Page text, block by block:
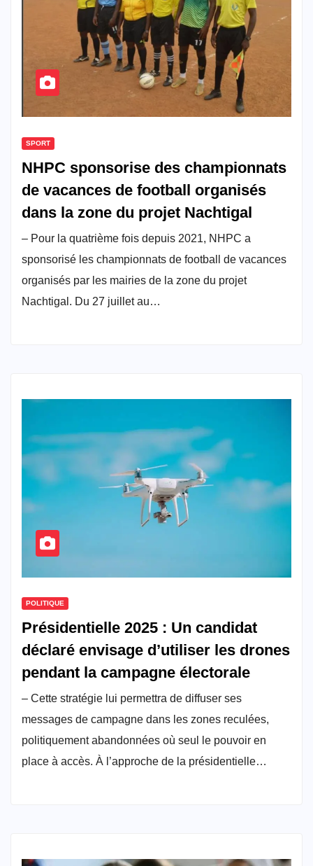
SPORT
NHPC sponsorise des championnats
de vacances de football organisés
dans la zone du projet Nachtigal
– Pour la quatrième fois depuis 2021, NHPC a
sponsorisé les championnats de football de vacances
organisés par les mairies de la zone du projet
Nachtigal. Du 27 juillet au…
POLITIQUE
Présidentielle 2025 : Un candidat
déclaré envisage d’utiliser les drones
pendant la campagne électorale
– Cette stratégie lui permettra de diffuser ses
messages de campagne dans les zones reculées,
politiquement abandonnées où seul le pouvoir en
place à accès. À l’approche de la présidentielle…